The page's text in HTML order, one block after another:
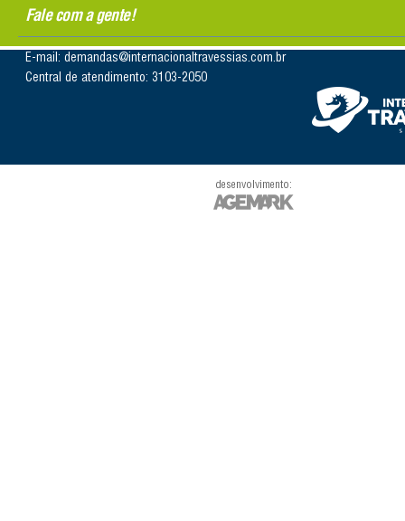
Fale com a gente!
E-mail: demandas@internacionaltravessias.com.br
Central de atendimento: 3103-2050
desenvolvimento: